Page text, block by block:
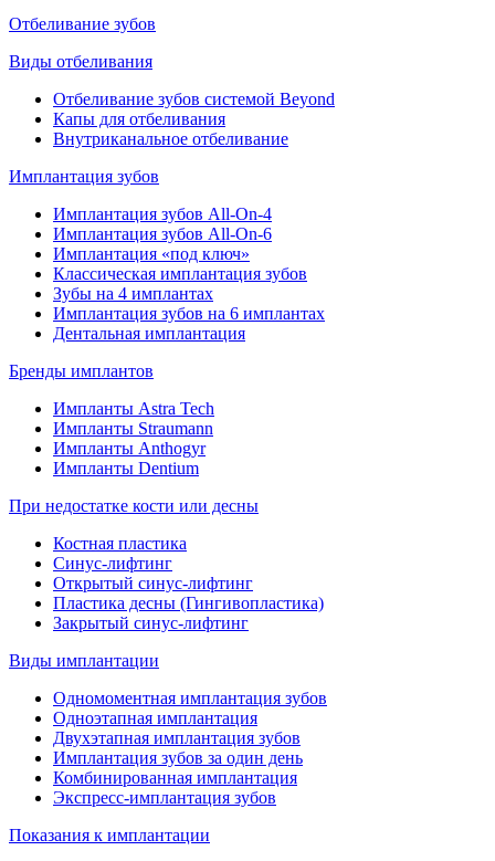
Отбеливание зубов
Виды отбеливания
Отбеливание зубов системой Beyond
Капы для отбеливания
Внутриканальное отбеливание
Имплантация зубов
Имплантация зубов All-On-4
Имплантация зубов All-On-6
Имплантация «под ключ»
Классическая имплантация зубов
Зубы на 4 имплантах
Имплантация зубов на 6 имплантах
Дентальная имплантация
Бренды имплантов
Импланты Astra Tech
Импланты Straumann
Импланты Anthogyr
Импланты Dentium
При недостатке кости или десны
Костная пластика
Синус-лифтинг
Открытый синус-лифтинг
Пластика десны (Гингивопластика)
Закрытый синус-лифтинг
Виды имплантации
Одномоментная имплантация зубов
Одноэтапная имплантация
Двухэтапная имплантация зубов
Имплантация зубов за один день
Комбинированная имплантация
Экспресс-имплантация зубов
Показания к имплантации